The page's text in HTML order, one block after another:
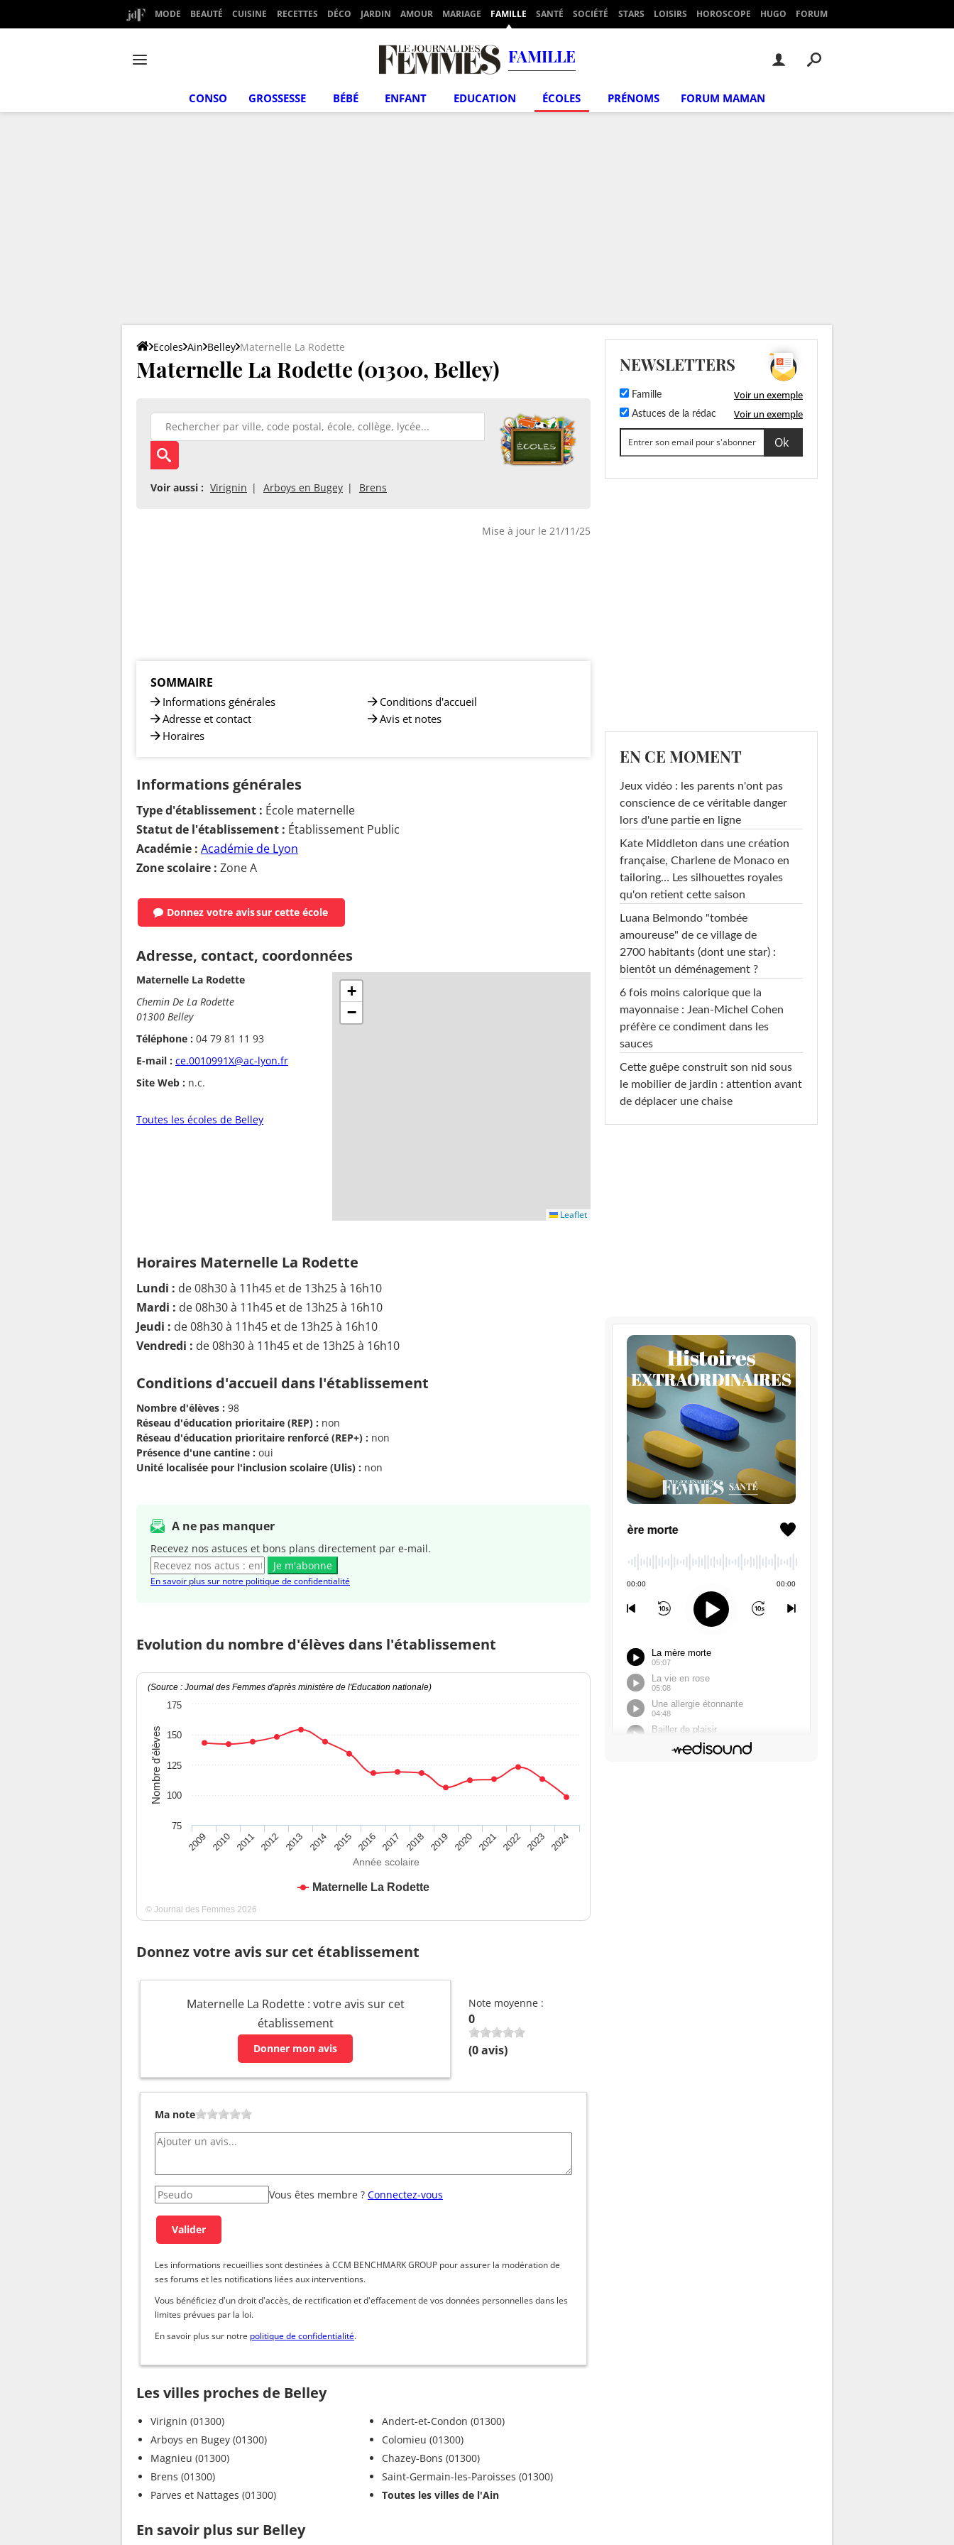
MODE BEAUTÉ CUISINE RECETTES DÉCO JARDIN AMOUR MARIAGE FAMILLE SANTÉ SOCIÉTÉ STARS LOISIRS HOROSCOPE HUGO FORUM
FAMILLE
CONSO GROSSESSE BÉBÉ ENFANT EDUCATION ÉCOLES PRÉNOMS FORUM MAMAN
Ecoles Ain Belley Maternelle La Rodette
Maternelle La Rodette (01300, Belley)
Voir aussi : Virignin Arboys en Bugey Brens
Mise à jour le 21/11/25
SOMMAIRE
Informations générales
Adresse et contact
Horaires
Conditions d'accueil
Avis et notes
Informations générales
Type d'établissement : École maternelle
Statut de l'établissement : Établissement Public
Académie : Académie de Lyon
Zone scolaire : Zone A
Donnez votre avissur cette école
Adresse, contact, coordonnées
Maternelle La Rodette
Chemin De La Rodette
01300 Belley
Téléphone : 04 79 81 11 93
E-mail : ce.0010991X@ac-lyon.fr
Site Web : n.c.
Toutes les écoles de Belley
+
−
Leaflet
Horaires Maternelle La Rodette
Lundi : de 08h30 à 11h45 et de 13h25 à 16h10
Mardi : de 08h30 à 11h45 et de 13h25 à 16h10
Jeudi : de 08h30 à 11h45 et de 13h25 à 16h10
Vendredi : de 08h30 à 11h45 et de 13h25 à 16h10
Conditions d'accueil dans l'établissement
Nombre d'élèves : 98
Réseau d'éducation prioritaire (REP) : non
Réseau d'éducation prioritaire renforcé (REP+) : non
Présence d'une cantine : oui
Unité localisée pour l'inclusion scolaire (Ulis) : non
A ne pas manquer
Recevez nos astuces et bons plans directement par e-mail.
Je m'abonne
En savoir plus sur notre politique de confidentialité
Evolution du nombre d'élèves dans l'établissement
Année scolaire
Nombre d'élèves
(Source : Journal des Femmes d'après ministère de l'Education nationale)
Maternelle La Rodette
2009 2010 2011 2012 2013 2014 2015 2016 2017 2018 2019 2020 2021 2022 2023 2024
100
75
125
150
175
© Journal des Femmes 2026
Donnez votre avis sur cet établissement
Maternelle La Rodette : votre avis sur cet
établissement
Donner mon avis
Note moyenne :
0
(0avis)
Ma note
Vous êtes membre ? Connectez-vous
Les informations recueillies sont destinées à CCM BENCHMARK GROUP pour assurer la modération de
ses forums et les notifications liées aux interventions.
Vous bénéficiez d'un droit d'accès, de rectification et d'effacement de vos données personnelles dans les
limites prévues par la loi.
En savoir plus sur notre politique de confidentialité.
Les villes proches de Belley
Virignin (01300)
Arboys en Bugey (01300)
Magnieu (01300)
Brens (01300)
Parves et Nattages (01300)
Andert-et-Condon (01300)
Colomieu (01300)
Chazey-Bons (01300)
Saint-Germain-les-Paroisses (01300)
Toutes les villes de l'Ain
En savoir plus sur Belley
NEWSLETTERS
Famille Voir un exemple
Astuces de la rédac Voir un exemple
EN CE MOMENT
Jeux vidéo : les parents n'ont pas
conscience de ce véritable danger
lors d'une partie en ligne
Kate Middleton dans une création
française, Charlene de Monaco en
tailoring… Les silhouettes royales
qu'on retient cette saison
Luana Belmondo "tombée
amoureuse" de ce village de
2700 habitants (dont une star) :
bientôt un déménagement ?
6 fois moins calorique que la
mayonnaise : Jean-Michel Cohen
préfère ce condiment dans les
sauces
Cette guêpe construit son nid sous
le mobilier de jardin : attention avant
de déplacer une chaise